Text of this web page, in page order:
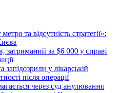
та відсутність стратегії»:
затриманий за $6 000 у справі
у лікарській
після операції
через суд анулювання